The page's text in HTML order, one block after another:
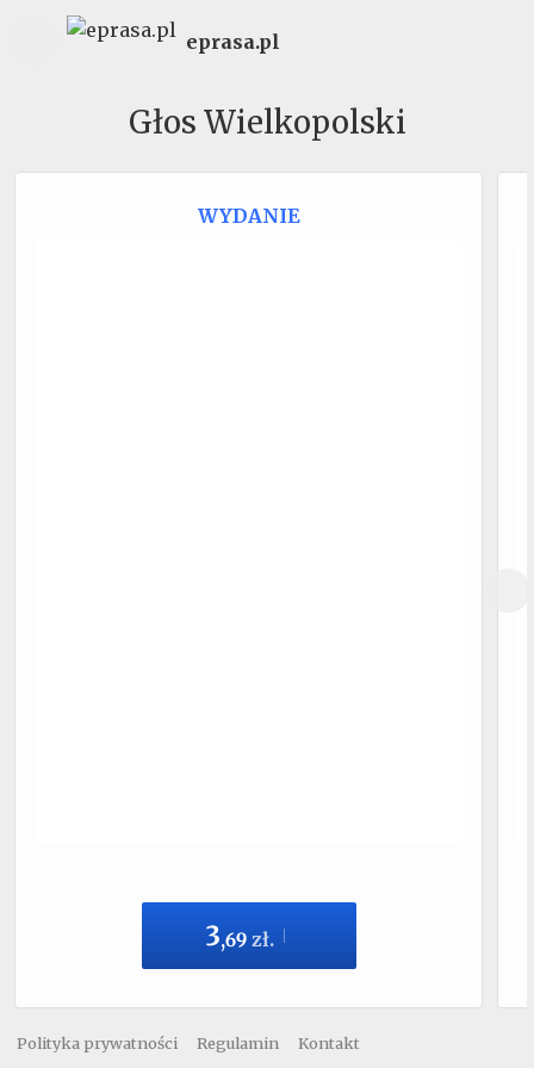
eprasa.pl
Głos Wielkopolski
WYDANIE
3,69 zł.
Polityka prywatności Regulamin Kontakt